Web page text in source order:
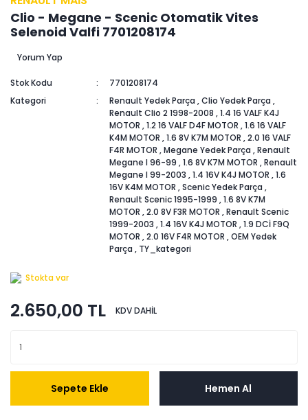
Clio - Megane - Scenic Otomatik Vites
Selenoid Valfi 7701208174
Yorum Yap
Stok Kodu
7701208174
Kategori
Renault Yedek Parça ,Clio Yedek Parça ,
Renault Clio 2 1998-2008 ,1.4 16 VALF K4J
MOTOR ,1.2 16 VALF D4F MOTOR ,1.6 16 VALF
K4M MOTOR ,1.6 8V K7M MOTOR ,2.0 16 VALF
F4R MOTOR ,Megane Yedek Parça ,Renault
Megane I 96-99 ,1.6 8V K7M MOTOR ,Renault
Megane I 99-2003 ,1.4 16V K4J MOTOR ,1.6
16V K4M MOTOR ,Scenic Yedek Parça ,
Renault Scenic 1995-1999 ,1.6 8V K7M
MOTOR ,2.0 8V F3R MOTOR ,Renault Scenic
1999-2003 ,1.4 16V K4J MOTOR ,1.9 DCİ F9Q
MOTOR ,2.0 16V F4R MOTOR ,OEM Yedek
Parça , TY_kategori
Stokta var
2.650,00 TL KDV DAHİL
Sepete Ekle Hemen Al